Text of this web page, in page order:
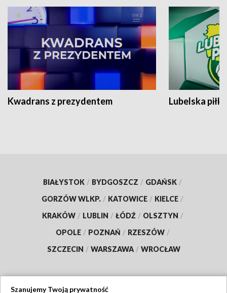
Kwadrans z prezydentem Lubelska piłka
BIAŁYSTOK / BYDGOSZCZ / GDAŃSK /
GORZÓW WLKP. / KATOWICE / KIELCE /
KRAKÓW / LUBLIN / ŁÓDŹ / OLSZTYN /
OPOLE / POZNAŃ / RZESZÓW /
SZCZECIN / WARSZAWA / WROCŁAW
Szanujemy Twoją prywatność